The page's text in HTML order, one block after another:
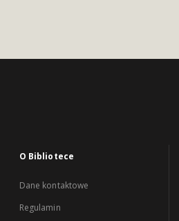
O Bibliotece
Dane kontaktowe
Regulamin